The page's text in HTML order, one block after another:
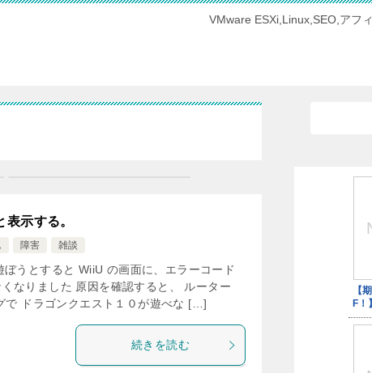
VMware ESXi,Linux,SEO,アフ
示する。
障害 雑談
うとすると WiiU の画面に、エラーコード
なりました 原因を確認すると、 ルーター
で ドラゴンクエスト１０が遊べな […]
続きを読む